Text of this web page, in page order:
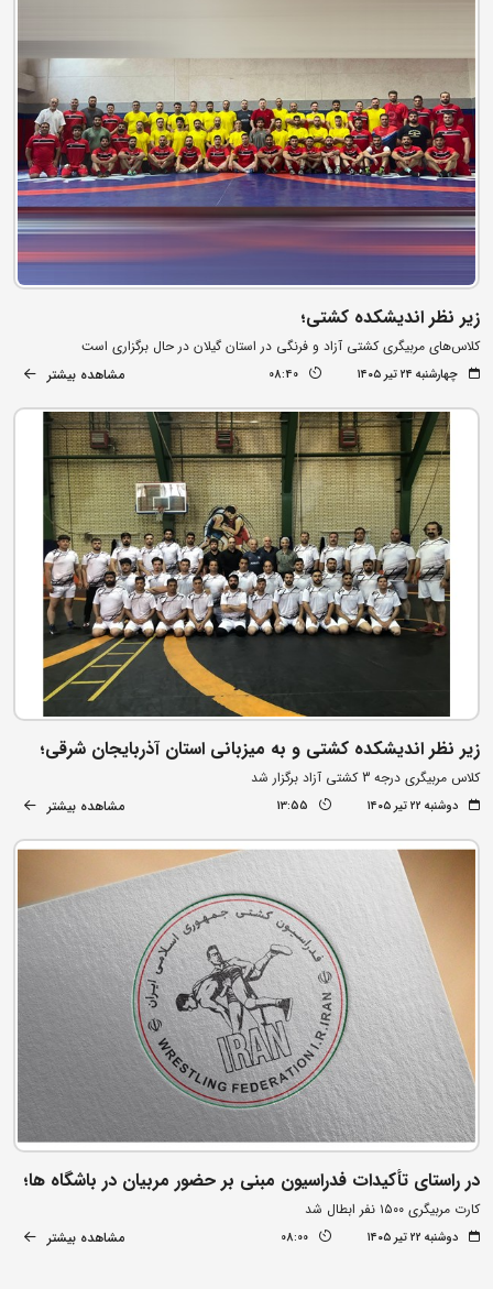
زیر نظر اندیشکده کشتی؛
کلاس‌های مربیگری کشتی آزاد و فرنگی در استان گیلان در حال برگزاری است
چهارشنبه ۲۴ تیر ۱۴۰۵ 08:40 مشاهده بیشتر
زیر نظر اندیشکده کشتی و به میزبانی استان آذربایجان شرقی؛
کلاس مربیگری درجه 3 کشتی آزاد برگزار شد
دوشنبه ۲۲ تیر ۱۴۰۵ 13:55 مشاهده بیشتر
در راستای تأکیدات فدراسیون مبنی بر حضور مربیان در باشگاه ها؛
کارت مربیگری ۱۵۰۰ نفر ابطال شد
دوشنبه ۲۲ تیر ۱۴۰۵ 08:00 مشاهده بیشتر